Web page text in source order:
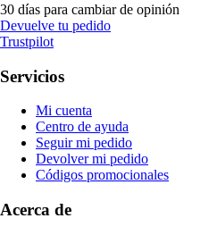
30 días para cambiar de opinión
Devuelve tu pedido
Trustpilot
Servicios
Mi cuenta
Centro de ayuda
Seguir mi pedido
Devolver mi pedido
Códigos promocionales
Acerca de